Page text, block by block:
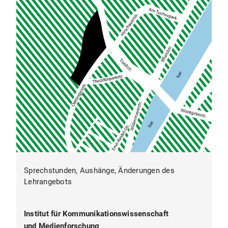
P 1.1 Theoretische Ansätze und zentrale
Studien der Forschung zur Strategischen
Kommunikation
P 1.2 Kommunikationswissenschaft für
Masterstudierende
P 2 Datenanalyse
P 2.1 Datenanalytische Verfahren
P 2.2 Anwendung Datenanalyse
P 3 Forschungsprojekt Strategische
Kommunikation
P 3.1 Planung und Konzeption des
Forschungsprojekts für Studierende der
P 3.2 Empirische Umsetzung des
Forschungsprojekts für Studierende der
Sprechstunden, Aushänge, Änderungen des
Lehrangebots
Institut für Kommunikationswissenschaft
und Medienforschung